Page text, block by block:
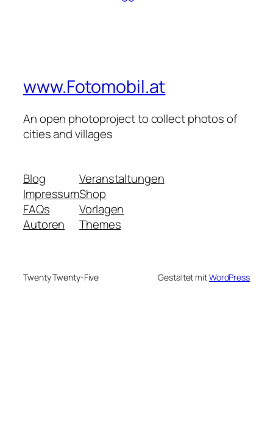
www.Fotomobil.at
An open photoproject to collect photos of
cities and villages
Blog
Impressum
FAQs
Autoren
Veranstaltungen
Shop
Vorlagen
Themes
Twenty Twenty-Five Gestaltet mitWordPress